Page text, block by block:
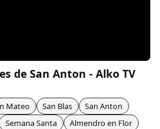
de San Anton - Alko TV
Mateo San Blas
San Anton
Semana Santa
Almendro en Flor